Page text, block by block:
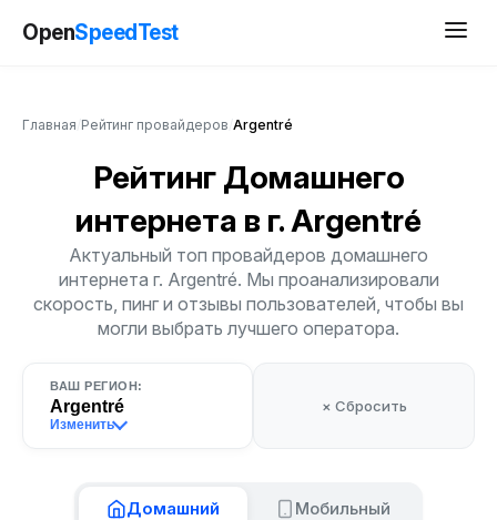
OpenSpeedTest
Главная Рейтинг провайдеров Argentré
Рейтинг Домашнего
интернета в г. Argentré
Актуальный топ провайдеров домашнего
интернета г. Argentré. Мы проанализировали
скорость, пинг и отзывы пользователей, чтобы вы
могли выбрать лучшего оператора.
ВАШ РЕГИОН:
Argentré
Изменить
× Сбросить
Домашний Мобильный